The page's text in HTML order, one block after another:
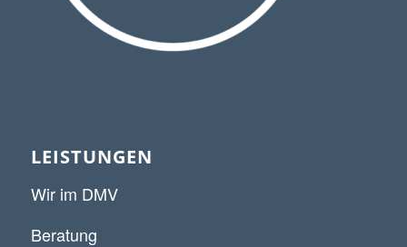
LEISTUNGEN
Wir im DMV
Beratung